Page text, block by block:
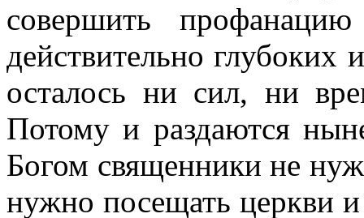
совершить
действительно
осталось ни сил, ни
Потому и раздаются
Богом священники не
нужно посещать церкви